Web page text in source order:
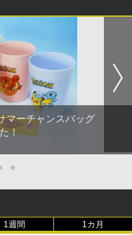
マーチャンスバッグ
！
●
1週間 1カ月